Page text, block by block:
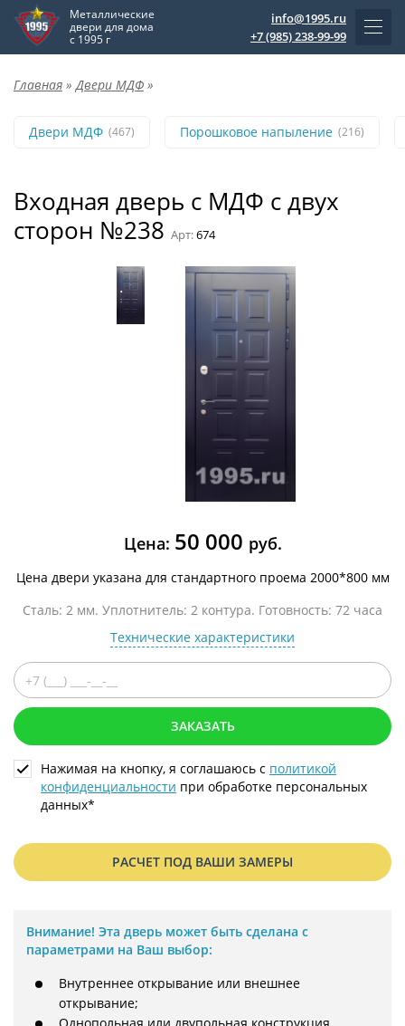
Металлические
двери для дома
с 1995 г
info@1995.ru
+7 (985) 238-99-99
Главная » Двери МДФ »
Двери МДФ (467) Порошковое напыление (216)
Входная дверь с МДФ с двух
сторон №238 Арт:674
Цена: 50 000 руб.
Цена двери указана для стандартного проема 2000*800 мм
Сталь: 2 мм. Уплотнитель: 2 контура. Готовность: 72 часа
Технические характеристики
ЗАКАЗАТЬ
Нажимая на кнопку, я соглашаюсь с политикой
конфиденциальности при обработке персональных
данных*
РАСЧЕТ ПОД ВАШИ ЗАМЕРЫ
Внимание! Эта дверь может быть сделана с
параметрами на Ваш выбор:
Внутреннее открывание или внешнее
открывание;